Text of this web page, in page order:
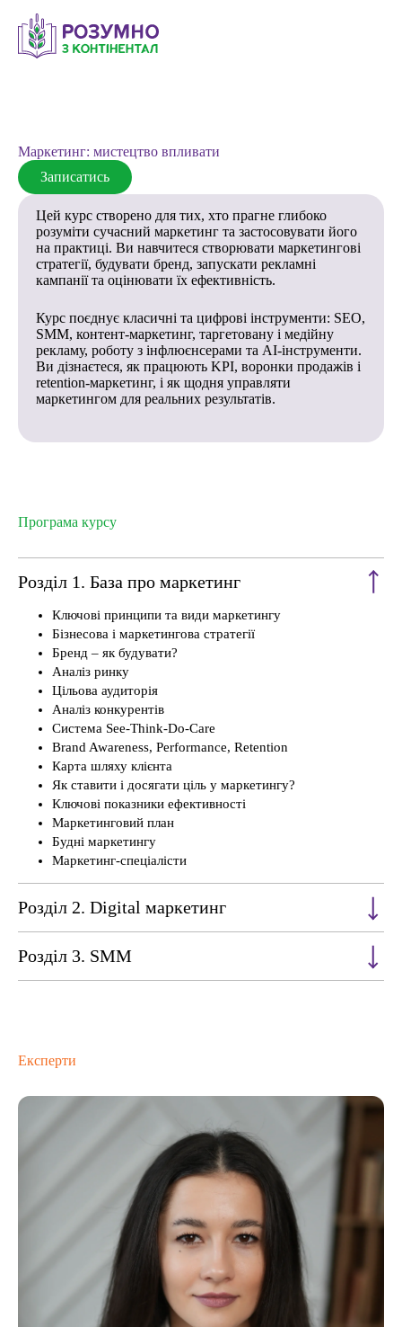
вмісту
Маркетинг: мистецтво впливати
Записатись
Цей курс створено для тих, хто прагне глибоко
розуміти сучасний маркетинг та застосовувати його
на практиці. Ви навчитеся створювати маркетингові
стратегії, будувати бренд, запускати рекламні
кампанії та оцінювати їх ефективність.
Курс поєднує класичні та цифрові інструменти: SEO,
SMM, контент-маркетинг, таргетовану і медійну
рекламу, роботу з інфлюєнсерами та AI-інструменти.
Ви дізнаєтеся, як працюють KPI, воронки продажів і
retention-маркетинг, і як щодня управляти
маркетингом для реальних результатів.
Програма курсу
Розділ 1. База про маркетинг
Ключові принципи та види маркетингу
Бізнесова і маркетингова стратегії
Бренд – як будувати?
Аналіз ринку
Цільова аудиторія
Аналіз конкурентів
Система See-Think-Do-Care
Brand Awareness, Performance, Retention
Карта шляху клієнта
Як ставити і досягати ціль у маркетингу?
Ключові показники ефективності
Маркетинговий план
Будні маркетингу
Маркетинг-спеціалісти
Розділ 2. Digital маркетинг
Розділ 3. SMM
Експерти